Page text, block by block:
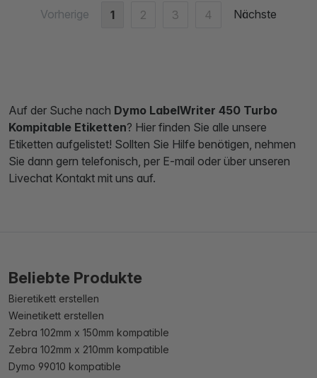
Vorherige 1 2 3 4 Nächste
Auf der Suche nach Dymo LabelWriter 450 Turbo
Kompitable Etiketten? Hier finden Sie alle unsere
Etiketten aufgelistet! Sollten Sie Hilfe benötigen, nehmen
Sie dann gern telefonisch, per E-mail oder über unseren
Livechat Kontakt mit uns auf.
Beliebte Produkte
Bieretikett erstellen
Weinetikett erstellen
Zebra 102mm x 150mm kompatible
Zebra 102mm x 210mm kompatible
Dymo 99010 kompatible